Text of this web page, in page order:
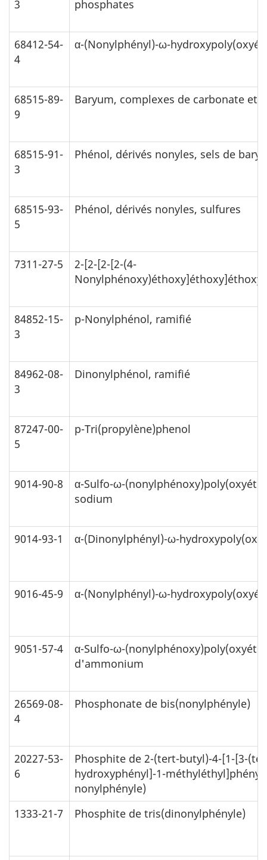
3 phosphates
68412-54-
4
α-(Nonylphényl)-ω-
68515-89-
9
Baryum, complexes de carbonate et
68515-91-
3
Phénol, dérivés nonyles, sels de
68515-93-
5
Phénol, dérivés nonyles, sulfures
7311-27-5
2-[2-[2-[2-(4-
84852-15-
3
p-Nonylphénol, ramifié
84962-08-
3
Dinonylphénol, ramifié
87247-00-
5
p-Tri(propylène)phenol
9014-90-8
α-Sulfo-ω-
sodium
9014-93-1 α-(Dinonylphényl)-ω-
9016-45-9 α-(Nonylphényl)-ω-
9051-57-4
α-Sulfo-ω-
d'ammonium
26569-08-
4
Phosphonate de bis(nonylphényle)
20227-53-
6
Phosphite de 2-(tert-butyl)-4-[1-[3-
hydroxyphényl]-1-
nonylphényle)
1333-21-7
Phosphite de tris(dinonylphényle)